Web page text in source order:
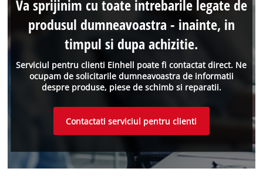
Serviciul pentru clienti Einhell poate fi contactat direct. Ne
ocupam de solicitarile dumneavoastra de informatii
despre produse, piese de schimb si reparatii.
Va sprijinim cu toate intrebarile legate de
produsul dumneavoastra - inainte, in
timpul si dupa achizitie.
Contactati serviciul pentru clienti